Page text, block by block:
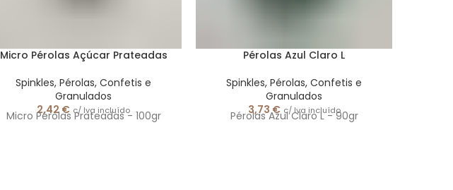
Micro Pérolas Açúcar Prateadas
Spinkles, Pérolas, Confetis e
Granulados
2,42 € c/ Iva incluído
Micro Pérolas Prateadas - 100gr
Pérolas Azul Claro L
Spinkles, Pérolas, Confetis e
Granulados
3,73€ c/ Iva incluído
Pérolas Azul Claro L - 90gr